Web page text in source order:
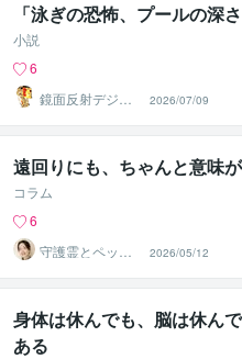
「泳ぎの恐怖、プールの深さ
小説
6
鏡面反射デジタ
ルアート製作所
（鈴木穣）
2026/07/09
遠回りにも、ちゃんと意味
コラム
6
守護霊とペット
の通訳者 まりあ
2026/05/12
身体は休んでも、脳は休ん
ある